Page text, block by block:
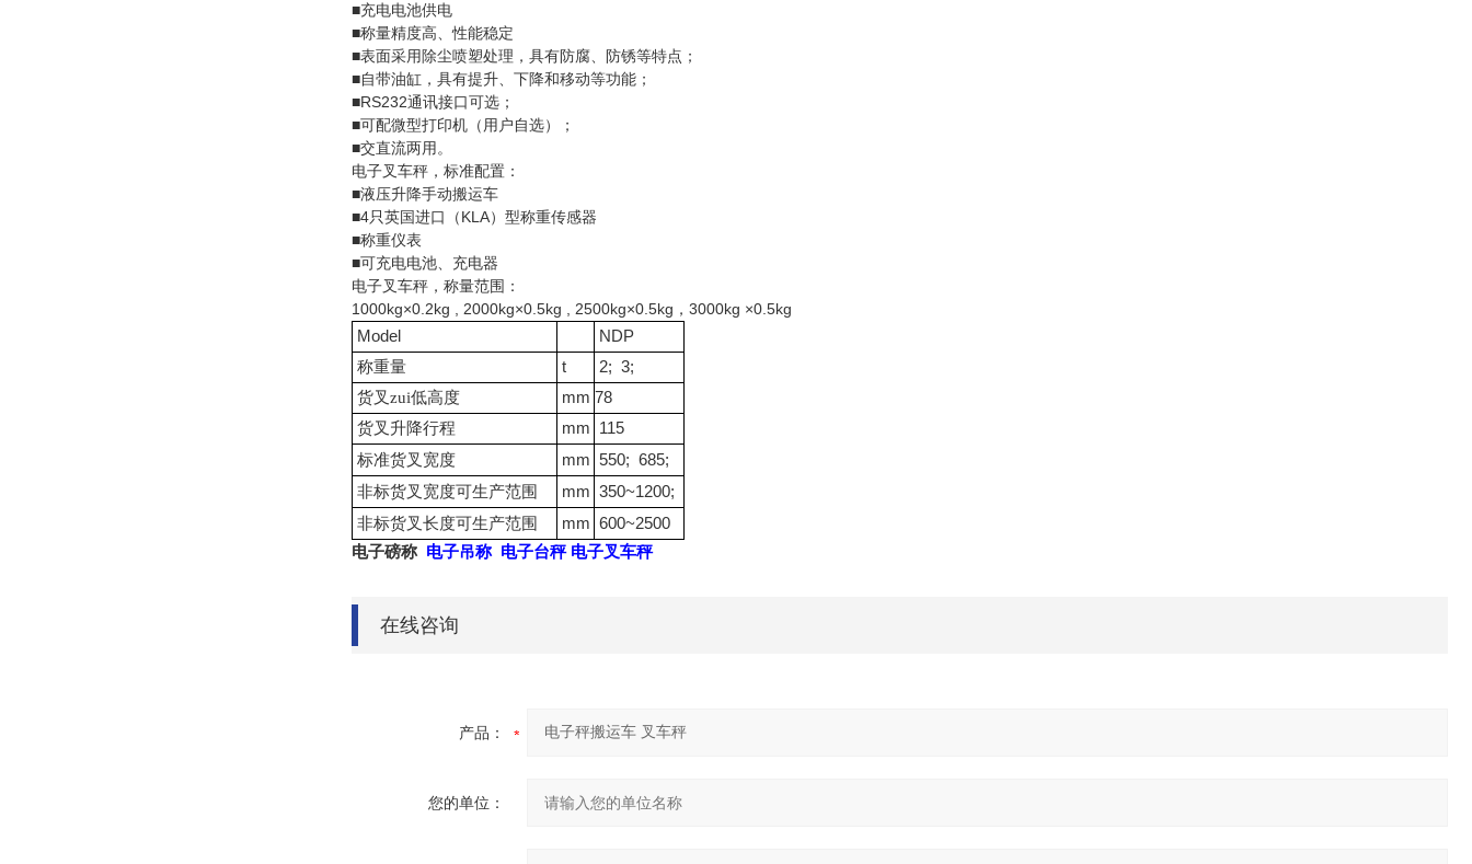
■充电电池供电
■称量精度高、性能稳定
■表面采用除尘喷塑处理，具有防腐、防锈等特点；
■自带油缸，具有提升、下降和移动等功能；
■RS232通讯接口可选；
■可配微型打印机（用户自选）；
■交直流两用。
电子叉车秤，标准配置：
■液压升降手动搬运车
■4只英国进口（KLA）型称重传感器
■称重仪表
■可充电电池、充电器
电子叉车秤，称量范围：
1000kg×0.2kg , 2000kg×0.5kg , 2500kg×0.5kg，3000kg ×0.5kg
Model NDP
称重量 t 2; 3;
货叉zui低高度 mm 78
货叉升降行程 mm 115
标准货叉宽度 mm 550; 685;
非标货叉宽度可生产范围 mm 350~1200;
非标货叉长度可生产范围 mm 600~2500
电子磅称 电子吊称 电子台秤 电子叉车秤
在线咨询
产品：
您的单位：